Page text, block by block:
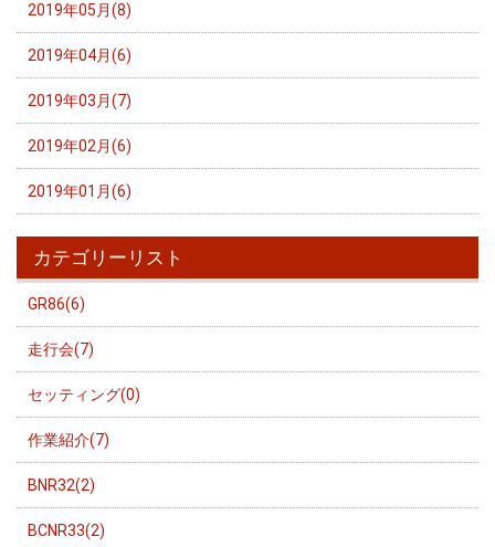
2019年05月(8)
2019年04月(6)
2019年03月(7)
2019年02月(6)
2019年01月(6)
カテゴリーリスト
GR86(6)
走行会(7)
セッティング(0)
作業紹介(7)
BNR32(2)
BCNR33(2)